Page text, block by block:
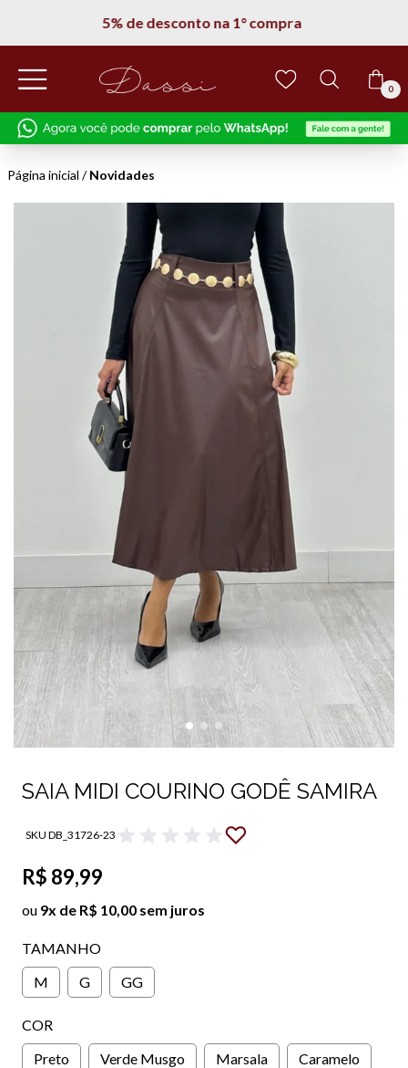
5% de desconto na 1° compra
0
Página inicial /Novidades
SAIA MIDI COURINO GODÊ SAMIRA
SKU DB_31726-23
R$ 89,99
ou 9x de R$ 10,00 sem juros
TAMANHO
M
G GG
COR
Preto
Verde Musgo Marsala Caramelo